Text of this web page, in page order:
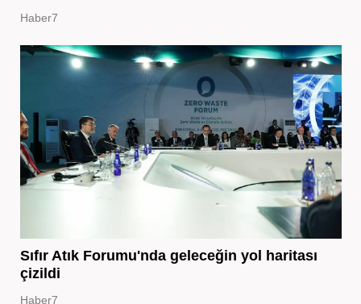
Haber7
Sıfır Atık Forumu'nda geleceğin yol haritası
çizildi
Haber7